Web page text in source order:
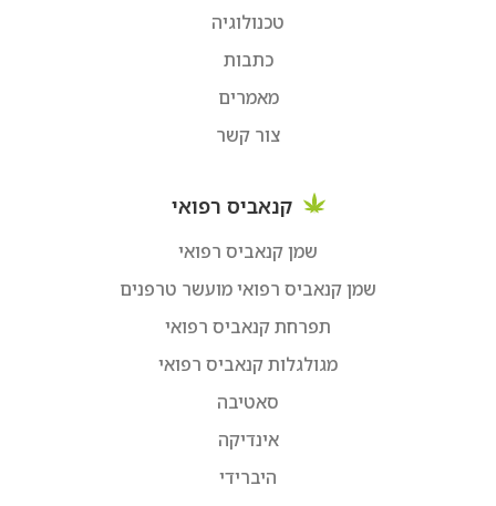
טכנולוגיה
כתבות
מאמרים
צור קשר
קנאביס רפואי
שמן קנאביס רפואי
שמן קנאביס רפואי מועשר טרפנים
תפרחת קנאביס רפואי
מגולגלות קנאביס רפואי
סאטיבה
אינדיקה
היברידי